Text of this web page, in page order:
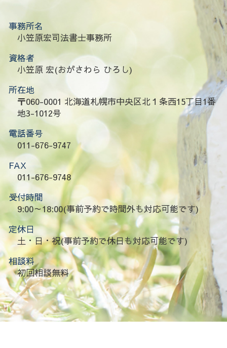
事務所名
小笠原宏司法書士事務所
資格者
小笠原 宏(おがさわら ひろし)
所在地
〒060-0001 北海道札幌市中央区北１条西15丁目1番
地3-1012号
電話番号
011-676-9747
FAX
011-676-9748
受付時間
9:00～18:00(事前予約で時間外も対応可能です)
定休日
土・日・祝(事前予約で休日も対応可能です)
相談料
初回相談無料